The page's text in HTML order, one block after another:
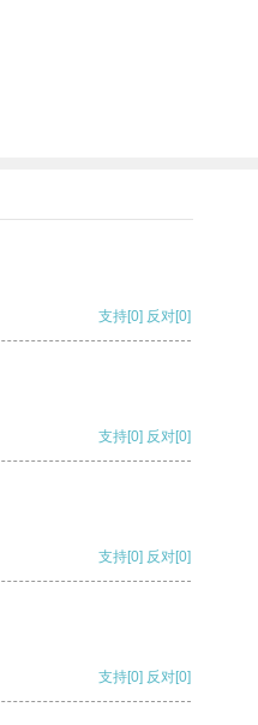
支持[0] 反对[0]
支持[0] 反对[0]
支持[0] 反对[0]
支持[0] 反对[0]